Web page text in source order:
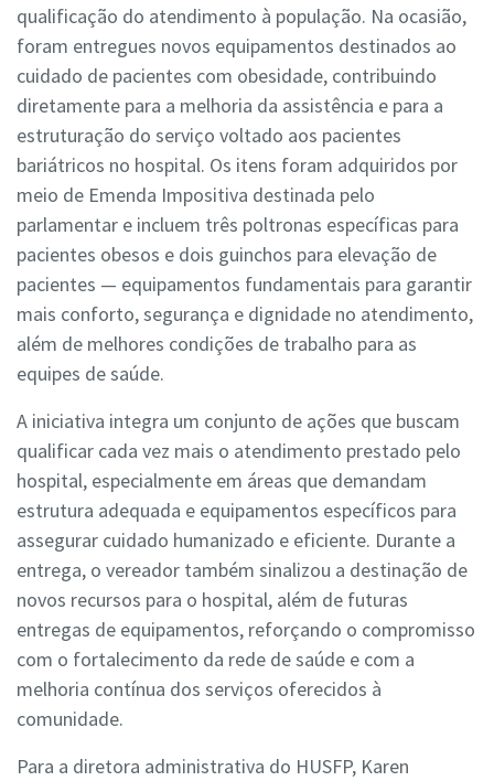
qualificação do atendimento à população. Na ocasião,
foram entregues novos equipamentos destinados ao
cuidado de pacientes com obesidade, contribuindo
diretamente para a melhoria da assistência e para a
estruturação do serviço voltado aos pacientes
bariátricos no hospital. Os itens foram adquiridos por
meio de Emenda Impositiva destinada pelo
parlamentar e incluem três poltronas específicas para
pacientes obesos e dois guinchos para elevação de
pacientes — equipamentos fundamentais para garantir
mais conforto, segurança e dignidade no atendimento,
além de melhores condições de trabalho para as
equipes de saúde.
A iniciativa integra um conjunto de ações que buscam
qualificar cada vez mais o atendimento prestado pelo
hospital, especialmente em áreas que demandam
estrutura adequada e equipamentos específicos para
assegurar cuidado humanizado e eficiente. Durante a
entrega, o vereador também sinalizou a destinação de
novos recursos para o hospital, além de futuras
entregas de equipamentos, reforçando o compromisso
com o fortalecimento da rede de saúde e com a
melhoria contínua dos serviços oferecidos à
comunidade.
Para a diretora administrativa do HUSFP, Karen